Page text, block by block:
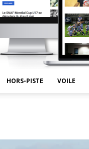
HORS-PISTE VOILE